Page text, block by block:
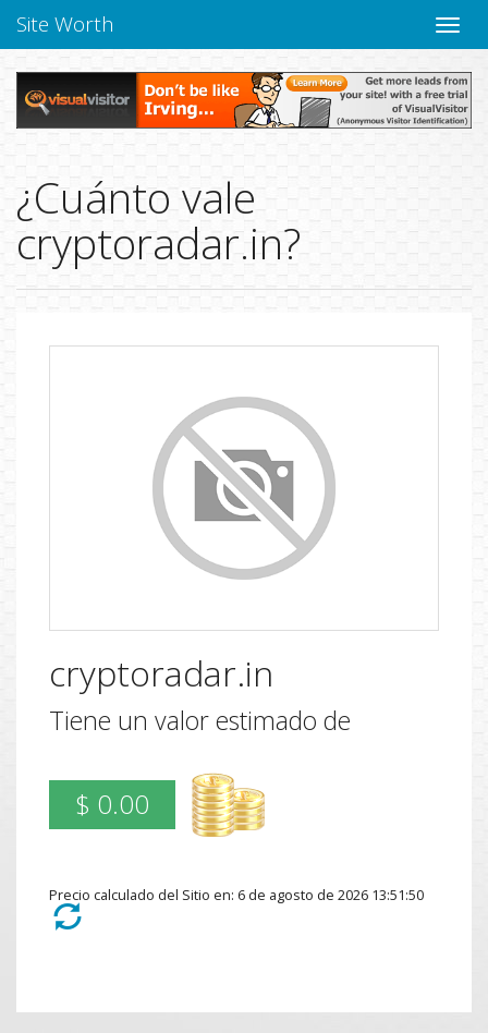
Site Worth
¿Cuánto vale
cryptoradar.in?
cryptoradar.in
Tiene un valor estimado de
$ 0.00
Precio calculado del Sitio en: 6 de agosto de 2026 13:51:50